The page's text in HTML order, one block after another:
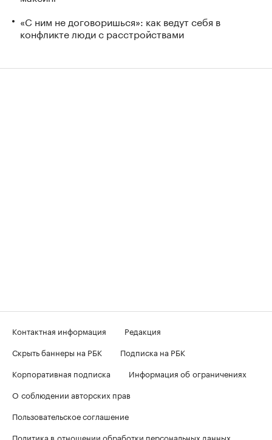
«С ним не договоришься»: как ведут себя в
конфликте люди с расстройствами
Контактная информация
Редакция
Скрыть баннеры на РБК
Подписка на РБК
Корпоративная подписка
Информация об ограничениях
О соблюдении авторских прав
Пользовательское соглашение
Политика в отношении обработки персональных данных